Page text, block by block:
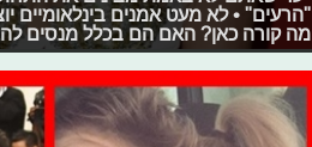
"הרעים" • לא מעט אמנים בינלאומיים
מה קורה כאן? האם הם בכלל מנסים